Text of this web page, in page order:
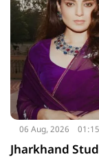
06 Aug, 2026
Jharkhand